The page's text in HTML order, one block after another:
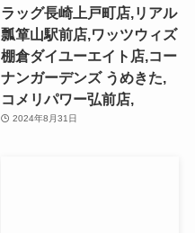
ラッグ長崎上戸町店,リアル
瓢箪山駅前店,ワッツウィズ
棚倉ダイユーエイト店,コー
ナンガーデンズ うめきた,
コメリパワー弘前店,
2024年8月31日